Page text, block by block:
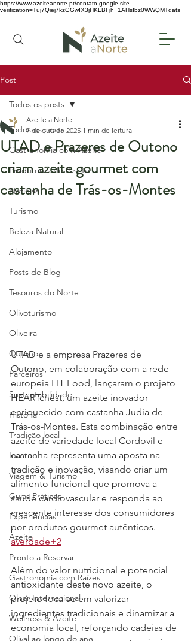
https://www.azeiteanorte.pt/contato google-site-
verification=Tuj7Qiej7kzGGwIX3jHKLBFjh_1AHsIbz0WWQMTdats
Post
Todos os posts
Gastronomia com Azeite
Produtores de Azeite
Notícias
Turismo
Beleza Natural
Alojamento
Posts de Blog
Tesouros do Norte
Olivoturismo
Oliveira
Outono
Parceiros
Sustentabilidade
História
Tradição local
Inverno
Viagem & Turismo
Guias Práticos
Experiências
Azeite
Pronto a Reservar
Gastronomia com Raízes
Olhar Internacional
Wellness & Azeite
Olival ao longo do ano
Todos os posts
UTAD e Prazeres de Outono
criam azeite gourmet com
castanha de Trás-os-Montes
Azeite a Norte
7 de out. de 2025 1 min de leitura
UTAD e a empresa Prazeres de
Outono, em colaboração com a rede
europeia EIT Food, lançaram o projeto
HEARTchest, um azeite inovador
enriquecido com castanha Judia de
Trás-os-Montes. Esta combinação entre
azeite de variedade local Cordovil e
castanha representa uma aposta na
tradição e inovação, visando criar um
alimento funcional que promova a
saúde cardiovascular e responda ao
crescente interesse dos consumidores
por produtos gourmet autênticos.
averdade+2
Além do valor nutricional e potencial
antioxidante deste novo azeite, o
projeto foca-se em valorizar
ingredientes tradicionais e dinamizar a
economia local, reforçando cadeias de